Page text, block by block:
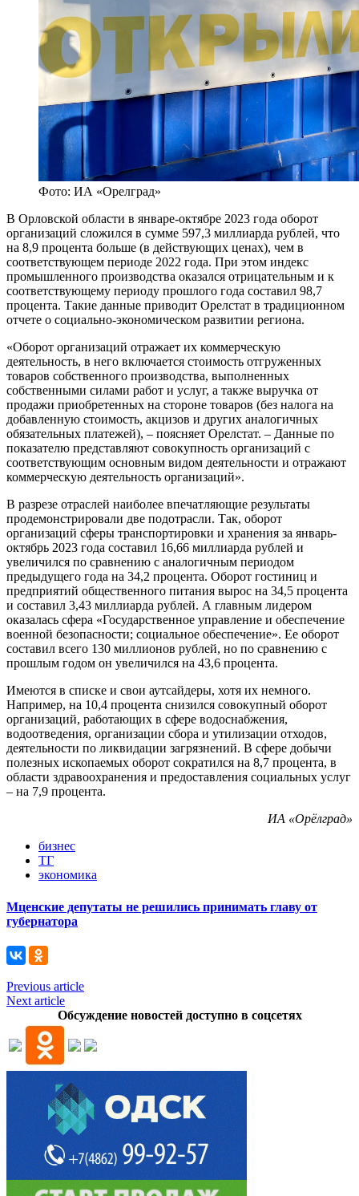
Фото: ИА «Орелград»
В Орловской области в январе-октябре 2023 года оборот
организаций сложился в сумме 597,3 миллиарда рублей, что
на 8,9 процента больше (в действующих ценах), чем в
соответствующем периоде 2022 года. При этом индекс
промышленного производства оказался отрицательным и к
соответствующему периоду прошлого года составил 98,7
процента. Такие данные приводит Орелстат в традиционном
отчете о социально-экономическом развитии региона.
«Оборот организаций отражает их коммерческую
деятельность, в него включается стоимость отгруженных
товаров собственного производства, выполненных
собственными силами работ и услуг, а также выручка от
продажи приобретенных на стороне товаров (без налога на
добавленную стоимость, акцизов и других аналогичных
обязательных платежей), – поясняет Орелстат. – Данные по
показателю представляют совокупность организаций с
соответствующим основным видом деятельности и отражают
коммерческую деятельность организаций».
В разрезе отраслей наиболее впечатляющие результаты
продемонстрировали две подотрасли. Так, оборот
организаций сферы транспортировки и хранения за январь-
октябрь 2023 года составил 16,66 миллиарда рублей и
увеличился по сравнению с аналогичным периодом
предыдущего года на 34,2 процента. Оборот гостиниц и
предприятий общественного питания вырос на 34,5 процента
и составил 3,43 миллиарда рублей. А главным лидером
оказалась сфера «Государственное управление и обеспечение
военной безопасности; социальное обеспечение». Ее оборот
составил всего 130 миллионов рублей, но по сравнению с
прошлым годом он увеличился на 43,6 процента.
Имеются в списке и свои аутсайдеры, хотя их немного.
Например, на 10,4 процента снизился совокупный оборот
организаций, работающих в сфере водоснабжения,
водоотведения, организации сбора и утилизации отходов,
деятельности по ликвидации загрязнений. В сфере добычи
полезных ископаемых оборот сократился на 8,7 процента, в
области здравоохранения и предоставления социальных услуг
– на 7,9 процента.
ИА «Орёлград»
бизнес
ТГ
экономика
Мценские депутаты не решились принимать главу от
губернатора
Previous article
Next article
Обсуждение новостей доступно в соцсетях